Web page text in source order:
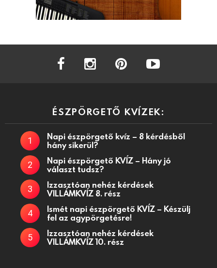
facebook instagram
ÉSZPÖRGETŐ KVÍZEK:
Napi észpörgető kvíz – 8 kérdésből
hány sikerül?
Napi észpörgető KVÍZ – Hány jó
választ tudsz?
Izzasztóan nehéz kérdések
VILLÁMKVÍZ 8. rész
Ismét napi észpörgető KVÍZ – Készülj
fel az agypörgetésre!
Izzasztóan nehéz kérdések
VILLÁMKVÍZ 10. rész